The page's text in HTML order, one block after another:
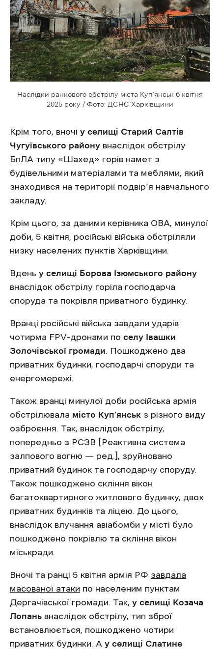
Наслідки ранкового обстрілу міста Куп’янськ 6 квітня
2025 року / Фото: ДСНС Харківщини
Крім того, вночі у селищі Старий Салтів
Чугуївського району внаслідок обстрілу
БпЛА типу ‎«Шахед‎» горів намет з
будівельними матеріалами та меблями, який
знаходився на території подвір’я навчального
закладу.
Крім цього, за даними керівника ОВА, минулої
доби, 5 квітня, російські війська обстріляли
низку населених пунктів Харківщини.
Вдень у селищі Борова Ізюмського району
внаслідок обстрілу горіла господарча
споруда та покрівля приватного будинку.
Вранці російські війська завдали ударів
чотирма FPV-дронами по селу Івашки
Золочівської громади. Пошкоджено два
приватних будинки, господарчі споруди та
енергомережі.
Також вранці минулої доби російська армія
обстрілювала місто Куп’янськ з різного виду
озброєння. Так, внаслідок обстрілу,
попередньо з РСЗВ [Реактивна система
залпового вогню — ред.], зруйновано
приватний будинок та господарчу споруду.
Також пошкоджено скління вікон
багатоквартирного житлового будинку, двох
приватних будинків та ліцею. До цього,
внаслідок влучання авіабомби у місті було
пошкоджено покрівлю та скління вікон
міськради.
Вночі та ранці 5 квітня армія РФ завдала
масованої атаки по населеним пунктам
Дергачівської громади. Так, у селищі Козача
Лопань внаслідок обстрілу, тип зброї
встановлюється, пошкоджено чотири
приватних будинки. А у селищі Слатине